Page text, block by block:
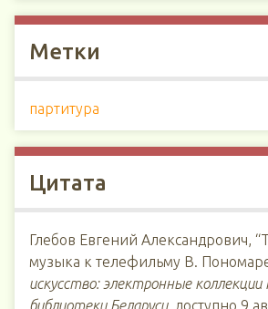
Метки
партитура
Цитата
Глебов Евгений Александрович,
музыка к телефильму В.
искусство: электронные коллекции
библиотеки Беларуси, доступно 9